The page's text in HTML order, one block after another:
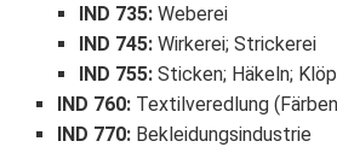
IND 735:Weberei
IND 745:Wirkerei; Strickerei
IND 755:Sticken; Häkeln;
IND 760: Textilveredlung
IND 770: Bekleidungsindustrie